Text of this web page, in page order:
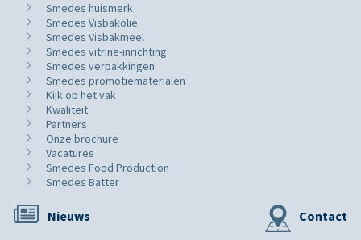
Smedes huismerk
Smedes Visbakolie
Smedes Visbakmeel
Smedes vitrine-inrichting
Smedes verpakkingen
Smedes promotiematerialen
Kijk op het vak
Kwaliteit
Partners
Onze brochure
Vacatures
Smedes Food Production
Smedes Batter
Nieuws Contact